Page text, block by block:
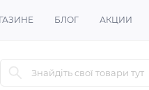
БЛОГ АКЦИИ